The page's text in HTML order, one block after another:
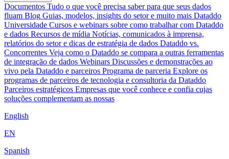
Documentos Tudo o que você precisa saber para que seus dados
fluam Blog Guias, modelos, insights do setor e muito mais Dataddo
Universidade Cursos e webinars sobre como trabalhar com Dataddo
e dados Recursos de mídia Notícias, comunicados à imprensa,
relatórios do setor e dicas de estratégia de dados Dataddo vs.
Concorrentes Veja como o Dataddo se compara a outras ferramentas
de integração de dados Webinars Discussões e demonstrações ao
vivo pela Dataddo e parceiros Programa de parceria Explore os
programas de parceiros de tecnologia e consultoria da Dataddo
Parceiros estratégicos Empresas que você conhece e confia cujas
soluções complementam as nossas
English
EN
Spanish